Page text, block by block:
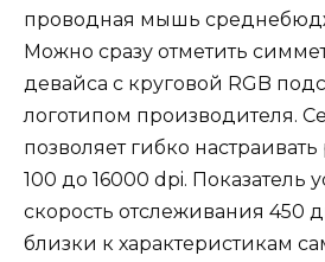
проводная мышь
Можно сразу отметить
девайса с круговой RGB
логотипом производителя.
позволяет гибко
100 до 16000 dpi. Показатель
скорость отслеживания 450
близки к характеристикам